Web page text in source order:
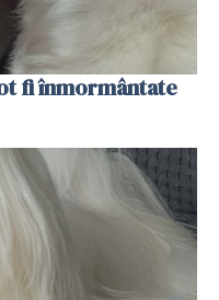
fi înmormântate